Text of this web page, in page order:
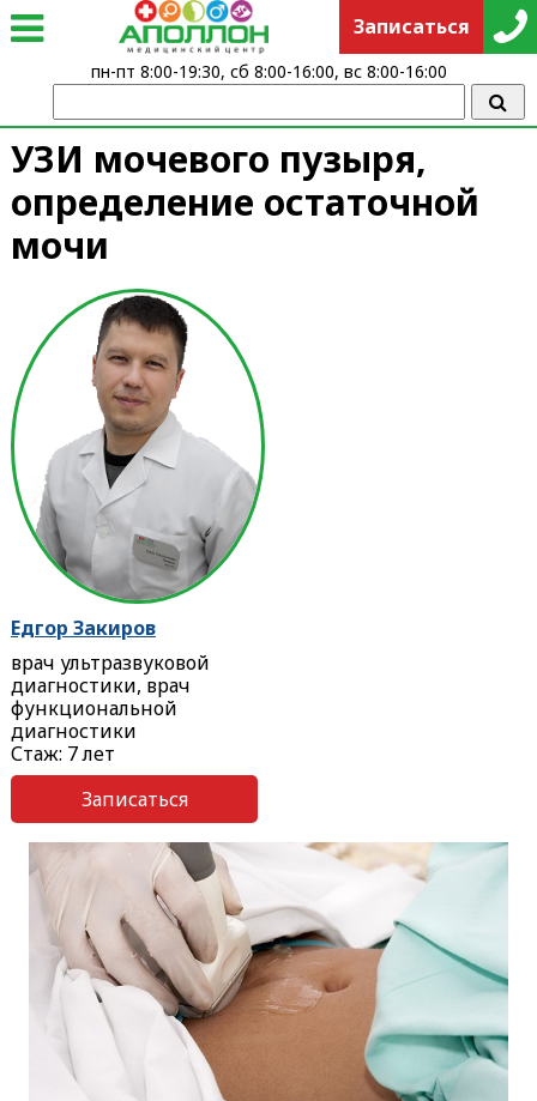
УЗИ мочевого пузыря,
определение остаточной
мочи
Едгор Закиров
врач ультразвуковой
диагностики, врач
функциональной
диагностики
Стаж: 7 лет
Записаться
Записаться
пн-пт 8:00-19:30, сб 8:00-16:00, вс 8:00-16:00